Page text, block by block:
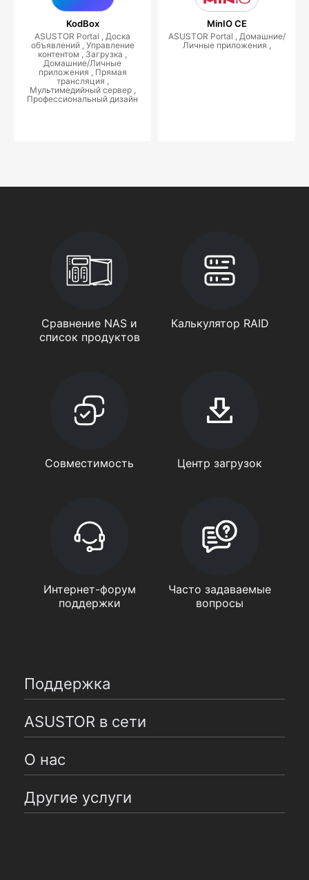
KodBox
ASUSTOR Portal , Доска
объявлений , Управление
контентом , Загрузка ,
Домашние/Личные
приложения , Прямая
трансляция ,
Мультимедийный сервер ,
Профессиональный дизайн
MinIO CE
ASUSTOR Portal , Домашние/
Личные приложения ,
Сравнение NAS и
список продуктов
Калькулятор RAID
Совместимость Центр загрузок
Интернет-форум
поддержки
Часто задаваемые
вопросы
Поддержка
ASUSTOR в сети
О нас
Другие услуги